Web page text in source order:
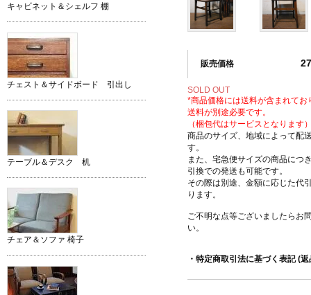
販売価格
SOLD OUT
*商品価格には送料が含まれてお
送料が別途必要です。
（梱包代はサービスとなります
商品のサイズ、地域によって配
す。
また、宅急便サイズの商品につ
引換での発送も可能です。
その際は別途、金額に応じた代
ります。
ご不明な点等ございましたらお
い。
・特定商取引法に基づく表記 (
キャビネット＆シェルフ 棚
チェスト＆サイドボード 引出し
テーブル＆デスク 机
チェア＆ソファ 椅子